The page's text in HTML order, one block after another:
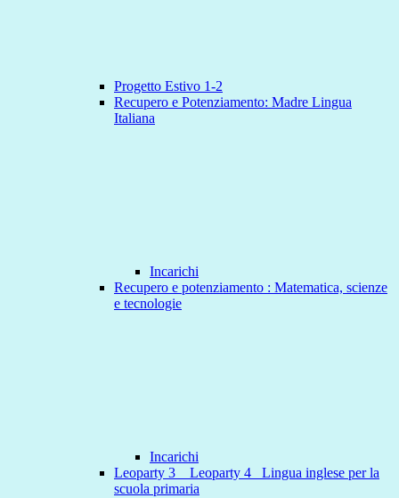
Progetto Estivo 1-2
Recupero e Potenziamento: Madre Lingua
Italiana
Incarichi
Recupero e potenziamento : Matematica, scienze
e tecnologie
Incarichi
Leoparty 3 _ Leoparty 4_ Lingua inglese per la
scuola primaria